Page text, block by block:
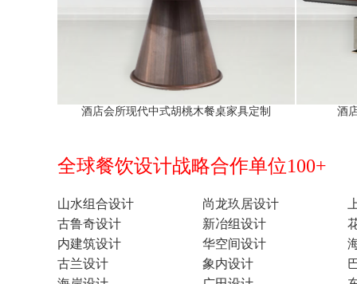
酒店会所现代中式胡桃木餐桌家具定制 酒
全球餐饮设计战略合作单位100+
山水组合设计 尚龙玖居设计
古鲁奇设计
新冶组设计
内建筑设计
华空间设计
古兰设计
象内设计